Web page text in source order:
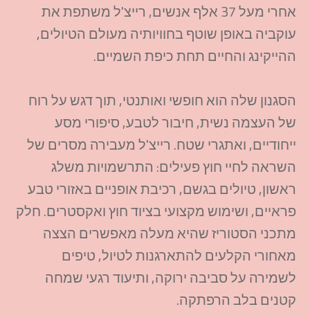
אחרי מעל 37 אלף אנשים, רייצ'ל משתפת את
עוקביה באופן שוטף בחוויותיה מעולם הטיולים,
ההייקינג והחיים תחת כיפת השמיים.
הסגנון שלה הוא חופשי ואותנטי, תוך דגש על רוח
של העצמה נשית, חיבור לטבע, סיפורי מסע
ייחודיים, ואתגרי שטח. רייצ'ל מעבירה מסרים של
השראה לחיי חוץ פעילים: התרשמויות משלג
ראשון, טיולים בגשם, רכיבת אופניים באזורי טבע
פראיים, ושימוש מקצועי בציוד חוץ ואקסטרים. חלק
מתכני הסטוריז שהיא מעלה מאפשרים הצצה
מאחורי הקלעים להתארגנות לטיול, טיפים
לשמירה על סביבה ירוקה, ותיעוד רגעי שמחה
קטנים בלב הרפתקה.